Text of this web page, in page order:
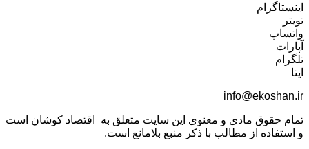
اینستاگرام
تویتر
واتساپ
آپارات
تلگرام
ایتا
info@ekoshan.ir
تمام حقوق مادی و معنوی این سایت متعلق به اقتصاد کوشان است
و استفاده از مطالب با ذکر منبع بلامانع است.